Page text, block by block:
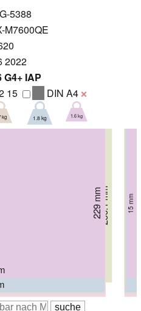
5388
M7600QE
2022
IAP
15
DIN A4 ❌
236.1 mm 18.9 mm
258 mm 19 mm
251.9 mm 18.99 mm
248.7 mm 18.4 mm
kg
251 mm 16.5 mm
1.8 kg
229 mm 15 mm
1.6 kg